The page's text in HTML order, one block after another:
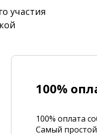
участия
100%
100% оплата
Самый